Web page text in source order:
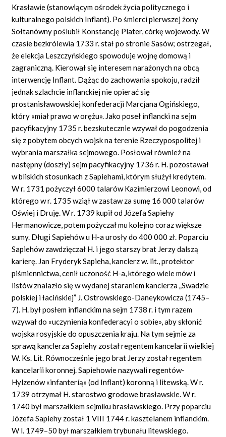
Krasławie (stanowiącym ośrodek życia politycznego i
kulturalnego polskich Inflant). Po śmierci pierwszej żony
Sołtanówny poślubił Konstancję Plater, córkę wojewody. W
czasie bezkrólewia 1733r. stał po stronie Sasów; ostrzegał,
że elekcja Leszczyńskiego spowoduje wojnę domową i
zagraniczną. Kierował się interesem narażonych na obcą
interwencję Inflant. Dążąc do zachowania spokoju, radził
jednak szlachcie inflanckiej nie opierać się
prostanisławowskiej konfederacji MarcjanaOgińskiego,
który «miał prawo w orężu». Jako poseł inflancki na sejm
pacyfikacyjny 1735r. bezskutecznie wzywał do pogodzenia
się z pobytem obcych wojsk na terenie Rzeczypospolitej i
wybrania marszałka sejmowego. Posłował również na
następny (doszły) sejm pacyfikacyjny 1736r. H. pozostawał
w bliskich stosunkach z Sapiehami, którym służył kredytem.
W r. 1731pożyczył6000talarów Kazimierzowi Leonowi, od
którego w r. 1735wziął w zastaw za sumę 16 000talarów
Oświej i Druję. W r. 1739kupił od Józefa Sapiehy
Hermanowicze, potem pożyczał mu kolejno coraz większe
sumy. Długi Sapiehów u H-a urosły do400 000 zł. Poparciu
Sapiehów zawdzięczał H. i jego starszy brat Jerzy dalszą
karierę. Jan Fryderyk Sapieha, kanclerz w. lit., protektor
piśmiennictwa, cenił uczoność H-a, którego wiele mów i
listów znalazło się w wydanej staraniem kanclerza „Swadzie
polskiej i łacińskiej” J. Ostrowskiego-Daneykowicza (1745–
7). H. był posłem inflanckim na sejm 1738 r. i tym razem
wzywałdo «uczynienia konfederacyiosobie»,aby skłonić
wojska rosyjskie do opuszczenia kraju. Na tym sejmie za
sprawą kanclerza Sapiehy został regentem kancelarii wielkiej
W. Ks. Lit. Równocześnie jego brat Jerzy został regentem
kancelarii koronnej. Sapiehowie nazywali regentów-
Hylzenów«infanteríą»(od Inflant) koronną i litewską. W r.
1739 otrzymał H. starostwo grodowe brasławskie. W r.
1740 był marszałkiem sejmiku brasławskiego. Przy poparciu
Józefa Sapiehy został 1 VIII 1744 r. kasztelanem inflanckim.
W l. 1749–50 był marszałkiem trybunału litewskiego.